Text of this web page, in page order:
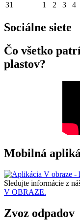
31
1 2 3 4
Sociálne siete
Čo všetko
plastov?
Mobilná
Sledujte informácie z
V OBRAZE.
Zvoz odpadov